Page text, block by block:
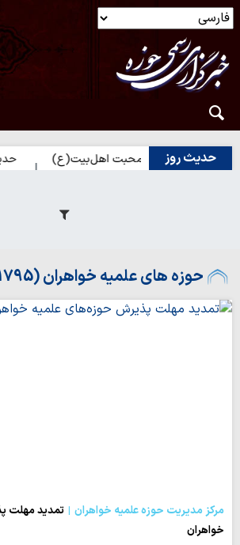
حدیث روز
شدن به محبت اهل‌بیت(ع) حدیث روز |
حوزه های علمیه خواهران (1795)
مرکز مدیریت حوزه علمیه خواهران
تمدید مهلت
خواهران